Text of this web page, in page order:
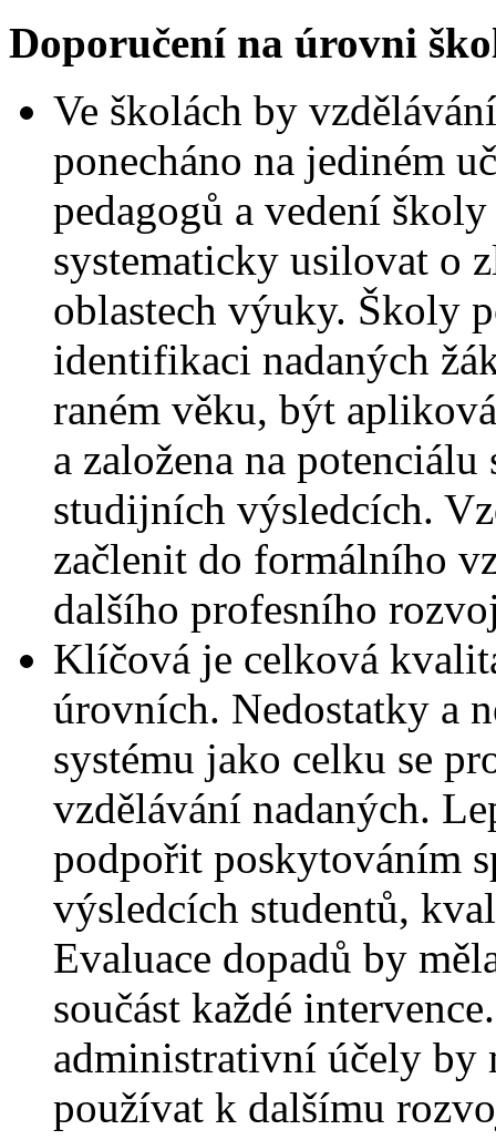
Doporučení na úrovni
Ve školách by
ponecháno na jediném
pedagogů a vedení
systematicky usilovat o
oblastech výuky. Školy
identifikaci nadaných
raném věku, být
a založena na
studijních výsledcích.
začlenit do formálního
dalšího profesního
Klíčová je celková
úrovních. Nedostatky a
systému jako celku se
vzdělávání nadaných.
podpořit poskytováním
výsledcích studentů,
Evaluace dopadů by
součást každé
administrativní účely by
používat k dalšímu